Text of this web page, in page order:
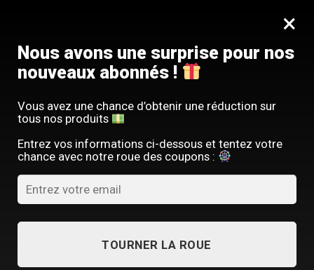
contenu
Peut on laver un sac Longchamp à
la machine ?
10
×
Nous avons une surprise pour nos
nouveaux abonnés !
Vous avez une chance d’obtenir une réduction sur
tous nos produits
Entrez vos informations ci-dessous et tentez votre
chance avec notre roue des coupons :
TOURNER LA ROUE